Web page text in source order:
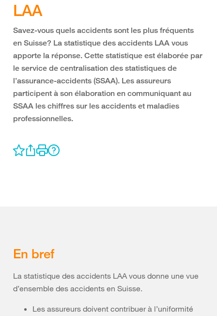
LAA
Savez-vous quels accidents sont les plus fréquents
en Suisse? La statistique des accidents LAA vous
apporte la réponse. Cette statistique est élaborée par
le service de centralisation des statistiques de
l’assurance-accidents (SSAA). Les assureurs
participent à son élaboration en communiquant au
SSAA les chiffres sur les accidents et maladies
professionnelles.
En bref
La statistique des accidents LAA vous donne une vue
d’ensemble des accidents en Suisse.
Les assureurs doivent contribuer à l’uniformité